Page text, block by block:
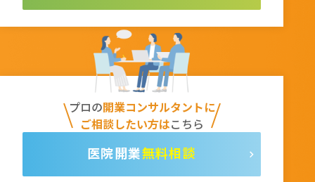
プロの開業コンサルタントに
ご相談したい方はこちら
無料相談